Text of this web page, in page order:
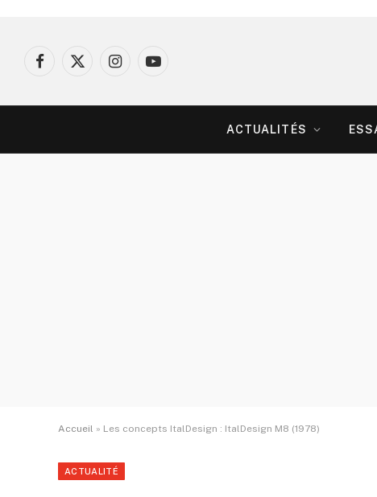
Facebook
X
InstagramYouTube
ACTUALITÉS
Accueil » Les concepts ItalDesign : ItalDesign M8 (1978)
ACTUALITÉ